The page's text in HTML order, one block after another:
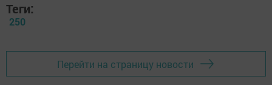
Теги:
250
Перейти на страницу новости